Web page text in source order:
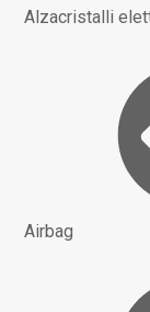
Alzacristalli
Airbag